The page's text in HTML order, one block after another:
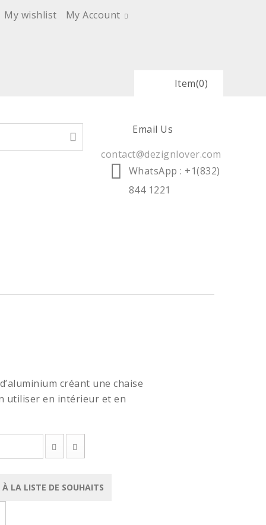
My wishlist My Account
Item(0)
Email Us
contact@dezignlover.com
WhatsApp : +1(832)
844 1221
créant une chaise
utiliser en intérieur et en
LA LISTE DE SOUHAITS